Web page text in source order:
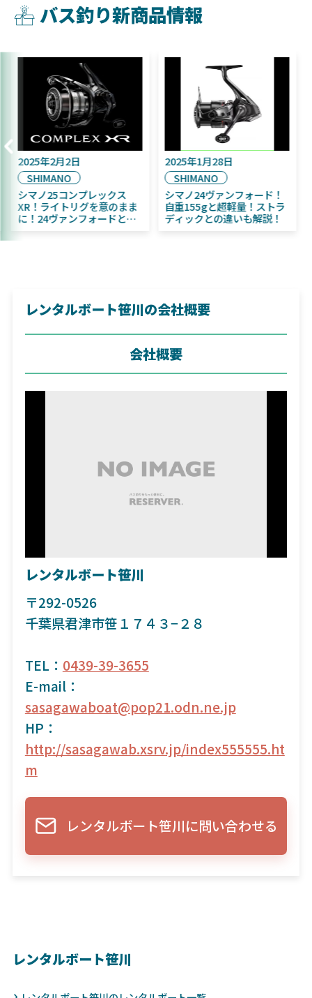
バス釣り新商品情報
年9月16日
DAIWA
年11月発売予定！
ふく魚／ちびふく魚
ッグベイト初心者にお
2025年2月2日
SHIMANO
シマノ25コンプレックス
XR！ライトリグを意のまま
に！24ヴァンフォードとの
レンタルボート笹川の会社概要
会社概要
レンタルボート笹川
〒292-0526
千葉県君津市笹１７４３−２８
TEL： 0439-39-3655
E-mail：
sasagawaboat@pop21.odn.ne.jp
HP：
http://sasagawab.xsrv.jp/index555555.ht
m
レンタルボート笹川に問い合わせる
レンタルボート笹川